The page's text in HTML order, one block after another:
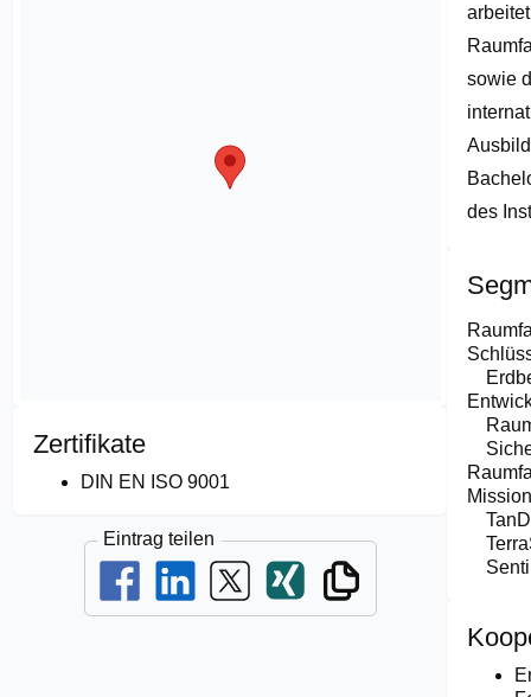
Zertifikate
DIN EN ISO 9001
Eintrag teilen
sowie
des